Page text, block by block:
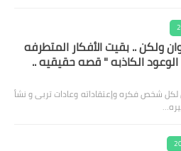
ولكن .. بقيت الأفكار المتطرفه
الوعود الكاذبه " قصه حقيقيه ..
شخص فكره وإعتقاداته وعادات تربى و نشأ